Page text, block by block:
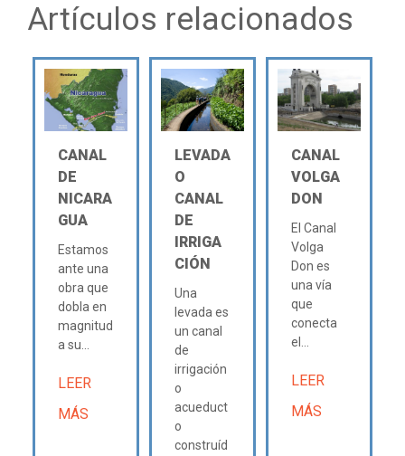
Artículos relacionados
CANAL
DE
NICARA
GUA
Estamos
ante una
obra que
dobla en
magnitud
a su...
LEER
MÁS
LEVADA
O
CANAL
DE
IRRIGA
CIÓN
Una
levada es
un canal
de
irrigación
o
acueduct
o
construíd
CANAL
VOLGA
DON
El Canal
Volga
Don es
una vía
que
conecta
el...
LEER
MÁS